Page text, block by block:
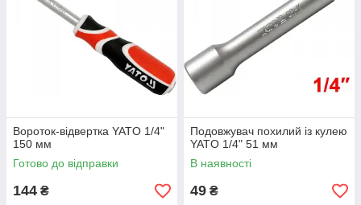
Вороток-відвертка YATO 1/4"
150 мм
Готово до відправки
144 ₴
Подовжувач похилий із кулею
YATO 1/4" 51 мм
В наявності
49 ₴